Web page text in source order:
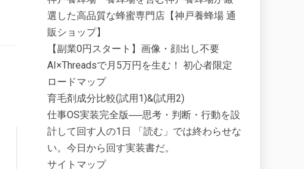
選した高品質な蜂蜜専門店【神戸養蜂場 通
販ショップ】
【副業0円スタート】画像・顔出し不要
AI×Threadsで月5万円を生む！ 初心者限定
ロードマップ
育毛剤成分比較(試用1)&(試用2)
仕事OS実装完全版──思考・判断・行動を設
計して回す人の1日 「読む」では終わらせな
い。今日から回す実装書だ。
サイトマップ